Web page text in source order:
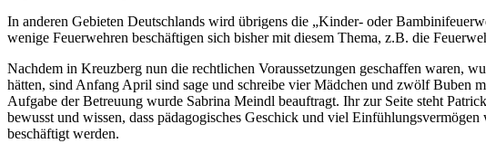
In anderen Gebieten Deutschlands wird übrigens die „Kinder- oder
wenige Feuerwehren beschäftigen sich bisher mit diesem Thema, z.B. die
Nachdem in Kreuzberg nun die rechtlichen Voraussetzungen geschaffen waren,
hätten, sind Anfang April sind sage und schreibe vier Mädchen und zwölf Buben
Aufgabe der Betreuung wurde Sabrina Meindl beauftragt. Ihr zur Seite steht
bewusst und wissen, dass pädagogisches Geschick und viel
beschäftigt werden.